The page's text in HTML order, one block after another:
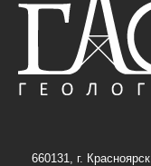
660131, г. Красноярск,